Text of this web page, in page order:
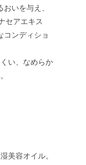
いを与え、
セアエキス
ンディショ
い、なめらか
美容オイル。